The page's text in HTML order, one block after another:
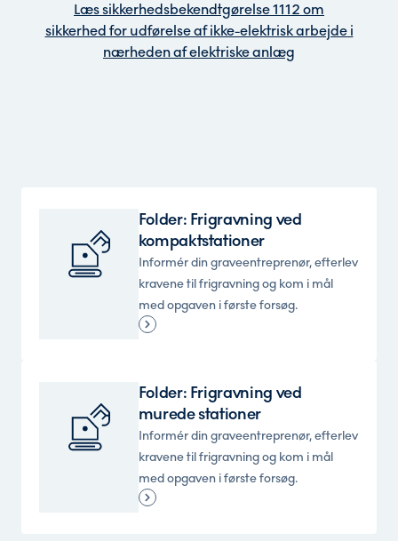
Læs sikkerhedsbekendtgørelse 1112 om
sikkerhed for udførelse af ikke-elektrisk arbejde i
nærheden af elektriske anlæg
Folder: Frigravning ved
kompaktstationer
Informér din graveentreprenør, efterlev
kravene til frigravning og kom i mål
med opgaven i første forsøg.
Folder: Frigravning ved
murede stationer
Informér din graveentreprenør, efterlev
kravene til frigravning og kom i mål
med opgaven i første forsøg.